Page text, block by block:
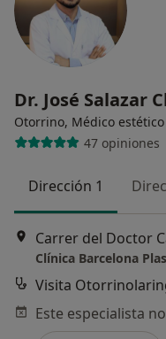
Dr. José Salazar
Otorrino, Médico estético
47 opiniones
Dirección 1
Carrer del Doctor
Clínica Barcelona
Visita